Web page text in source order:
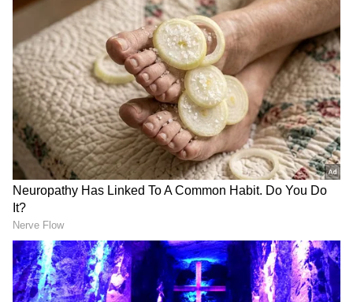
போல் தெலுங்கு மாநிலங்களில் சங்கராந்தி
பண்டிகை கொண்டாடப்படும் இதனால்
அங்கும் புதுப்படங்கள் ரிலீஸ் ஆவது
வழக்கம்.
ஏசியாநெட் தமிழ்-ஐ உங்கள் முதன்மைத்
தேர்வாக்குங்கள்